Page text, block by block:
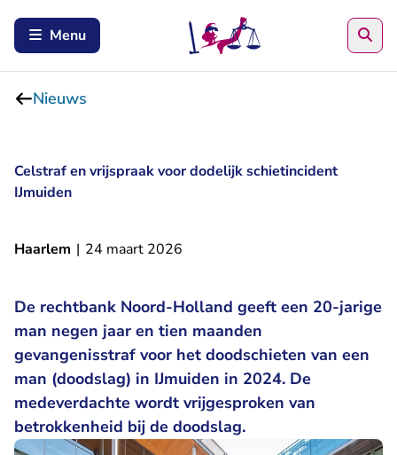
Menu
Nieuws
Celstraf en vrijspraak voor dodelijk schietincident
IJmuiden
Haarlem | 24 maart 2026
De rechtbank Noord-Holland geeft een 20-jarige
man negen jaar en tien maanden
gevangenisstraf voor het doodschieten van een
man (doodslag) in IJmuiden in 2024. De
medeverdachte wordt vrijgesproken van
betrokkenheid bij de doodslag.